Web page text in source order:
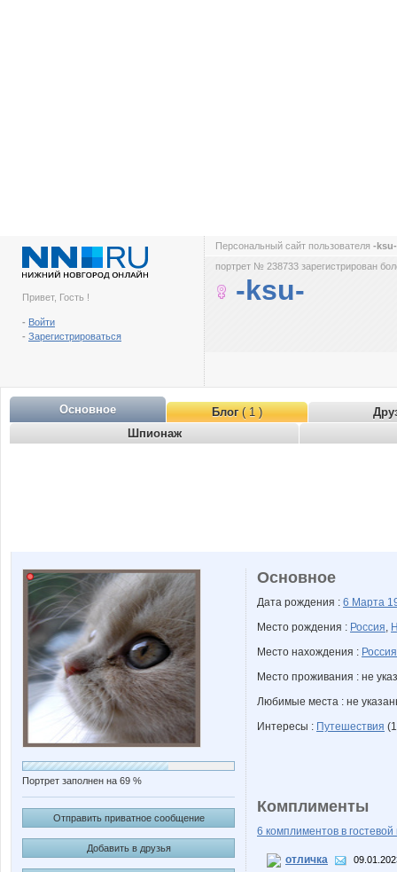
Привет, Гость !
- Войти
- Зарегистрироваться
Персональный сайт пользователя -
портрет № 238733 зарегистрирован
-ksu-
Основное Блог( 1 )
Шпионаж
Портрет заполнен на 69 %
Отправить приватное сообщение
Добавить в друзья
Основное
Дата рождения : 6 Марта
Место рождения : Россия,
Место нахождения : Россия
Место проживания : не
Любимые места : не
Интересы : Путешествия
Комплименты
6 комплиментов в гостевой
отличка